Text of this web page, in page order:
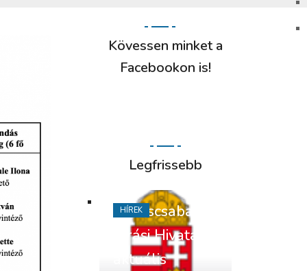
Kövessen minket a
Facebookon is!
Legfrissebb
Békéscsabai
Járási Hivatal
aktuális
HÍREK